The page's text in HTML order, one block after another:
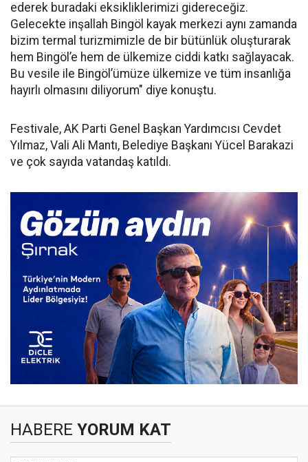
ederek buradaki eksikliklerimizi gidereceğiz.
Gelecekte inşallah Bingöl kayak merkezi aynı zamanda
bizim termal turizmimizle de bir bütünlük oluşturarak
hem Bingöl’e hem de ülkemize ciddi katkı sağlayacak.
Bu vesile ile Bingöl’ümüze ülkemize ve tüm insanlığa
hayırlı olmasını diliyorum" diye konuştu.
Festivale, AK Parti Genel Başkan Yardımcısı Cevdet
Yılmaz, Vali Ali Mantı, Belediye Başkanı Yücel Barakazi
ve çok sayıda vatandaş katıldı.
HABERE YORUM KAT